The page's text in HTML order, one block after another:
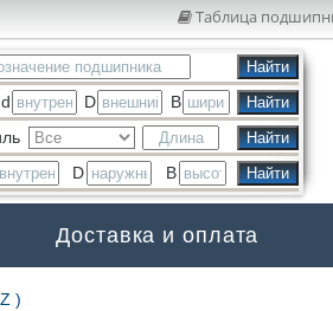
Таблица
d D B
D B
Доставка и оплата
)